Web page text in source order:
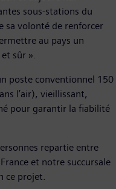
sous-stations du
sa volonté de renforcer
au pays un
sûr ».
poste conventionnel 150
l’air), vieillissant,
pour garantir la fiabilité
repartie entre
et notre succursale
ce projet.